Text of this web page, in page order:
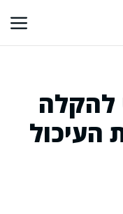
להקלה
העיכול